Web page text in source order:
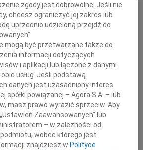
Panu
Markowi Malinowskiemu
Przewodniczącemu
Rady Nadzorczej ENEA Operator
wyrazy głębokiego żalu
i współczucia z powodu śmierci
zgody jest dobrowolne. Jeśli nie
chcesz ograniczyć jej zakres lub
uprzednio udzieloną przejdź do
mogą być przetwarzane także do
informacji dotyczących
i aplikacji lub łączone z danymi
usług. Jeśli podstawą
danych jest uzasadniony interes
spółki powiązanej – Agora S.A. – lub
masz prawo wyrazić sprzeciw. Aby
Zaawansowanych” lub
– w zależności od
wobec którego jest
znajdziesz w Polityce